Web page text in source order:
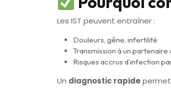
Les IST peuvent entraîner :
Douleurs, gêne, infertilité
Transmission à un
Risques accrus d’infection
Un diagnostic rapide